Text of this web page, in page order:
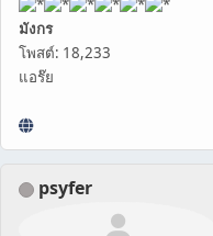
มังกร
โพสต์: 18,233
แอร๊ย
psyfer